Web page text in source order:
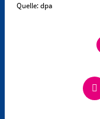
Quelle: dpa